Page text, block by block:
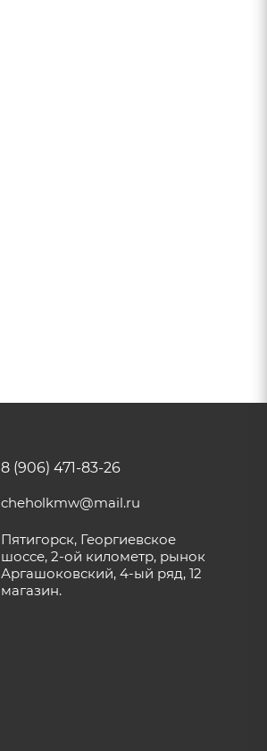
8 (906) 471-83-26
cheholkmw@mail.ru
Пятигорск, Георгиевское
шоссе, 2-ой километр, рынок
Аргашоковский, 4-ый ряд, 12
магазин.